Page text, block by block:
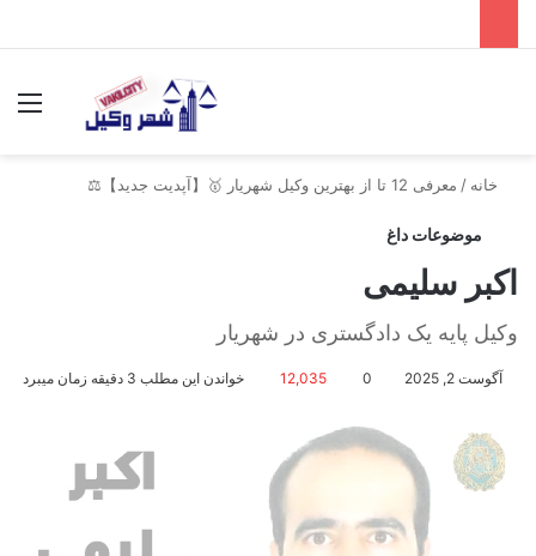
خانه / معرفی 12 تا از بهترین وکیل شهریار 🥇【آپدیت جدید】⚖️
موضوعات داغ
اکبر سلیمی
وکیل پایه یک دادگستری در شهریار
آگوست 2, 2025 0
12,035 خواندن این مطلب 3 دقیقه زمان میبرد